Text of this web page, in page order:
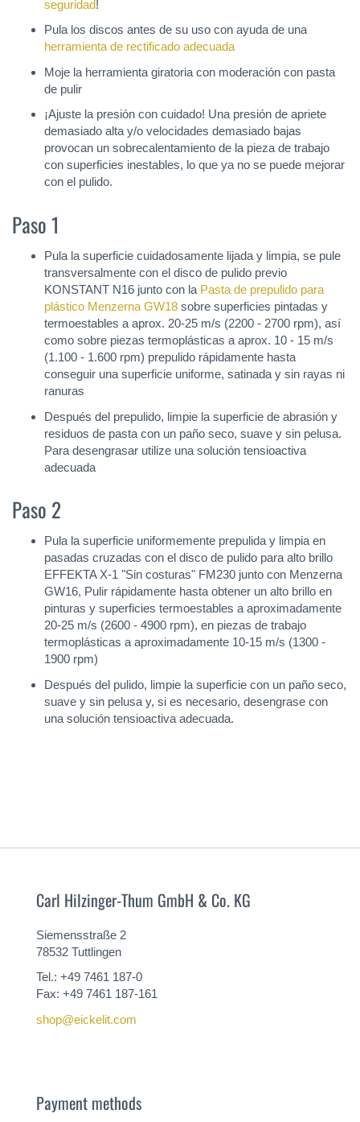
seguridad!
Pula los discos antes de su uso con ayuda de una
herramienta de rectificado adecuada
Moje la herramienta giratoria con moderación con pasta
de pulir
¡Ajuste la presión con cuidado! Una presión de apriete
demasiado alta y/o velocidades demasiado bajas
provocan un sobrecalentamiento de la pieza de trabajo
con superficies inestables, lo que ya no se puede mejorar
con el pulido.
Paso 1
Pula la superficie cuidadosamente lijada y limpia, se pule
transversalmente con el disco de pulido previo
KONSTANT N16 junto con la Pasta de prepulido para
plástico Menzerna GW18 sobre superficies pintadas y
termoestables a aprox. 20-25 m/s (2200 - 2700 rpm), así
como sobre piezas termoplásticas a aprox. 10 - 15 m/s
(1.100 - 1.600 rpm) prepulido rápidamente hasta
conseguir una superficie uniforme, satinada y sin rayas ni
ranuras
Después del prepulido, limpie la superficie de abrasión y
residuos de pasta con un paño seco, suave y sin pelusa.
Para desengrasar utilize una solución tensioactiva
adecuada
Paso 2
Pula la superficie uniformemente prepulida y limpia en
pasadas cruzadas con el disco de pulido para alto brillo
EFFEKTA X-1 "Sin costuras" FM230 junto con Menzerna
GW16, Pulir rápidamente hasta obtener un alto brillo en
pinturas y superficies termoestables a aproximadamente
20-25 m/s (2600 - 4900 rpm), en piezas de trabajo
termoplásticas a aproximadamente 10-15 m/s (1300 -
1900 rpm)
Después del pulido, limpie la superficie con un paño seco,
suave y sin pelusa y, si es necesario, desengrase con
una solución tensioactiva adecuada.
Carl Hilzinger-Thum GmbH & Co. KG
Siemensstraße 2
78532 Tuttlingen
Tel.: +49 7461 187-0
Fax: +49 7461 187-161
shop@eickelit.com
Payment methods